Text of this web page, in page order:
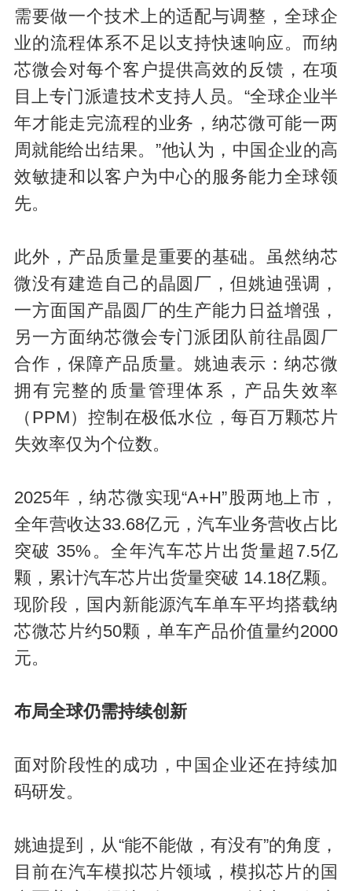
需要做一个技术上的适配与调整，全球企
业的流程体系不足以支持快速响应。而纳
芯微会对每个客户提供高效的反馈，在项
目上专门派遣技术支持人员。“全球企业半
年才能走完流程的业务，纳芯微可能一两
周就能给出结果。”他认为，中国企业的高
效敏捷和以客户为中心的服务能力全球领
先。
此外，产品质量是重要的基础。虽然纳芯
微没有建造自己的晶圆厂，但姚迪强调，
一方面国产晶圆厂的生产能力日益增强，
另一方面纳芯微会专门派团队前往晶圆厂
合作，保障产品质量。姚迪表示：纳芯微
拥有完整的质量管理体系，产品失效率
（PPM）控制在极低水位，每百万颗芯片
失效率仅为个位数。
2025年，纳芯微实现“A+H”股两地上市，
全年营收达33.68亿元，汽车业务营收占比
突破 35%。全年汽车芯片出货量超7.5亿
颗，累计汽车芯片出货量突破 14.18亿颗。
现阶段，国内新能源汽车单车平均搭载纳
芯微芯片约50颗，单车产品价值量约2000
元。
布局全球仍需持续创新
面对阶段性的成功，中国企业还在持续加
码研发。
姚迪提到，从“能不能做，有没有”的角度，
目前在汽车模拟芯片领域，模拟芯片的国